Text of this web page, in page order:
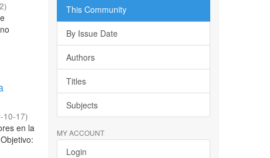
)
10-17)
en la
This Community
By Issue Date
Authors
Titles
Subjects
MY ACCOUNT
Login